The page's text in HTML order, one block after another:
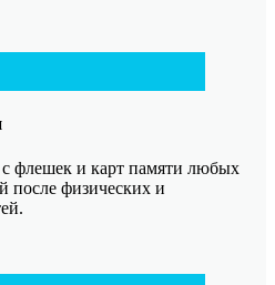
флешек и карт памяти любых
после физических и